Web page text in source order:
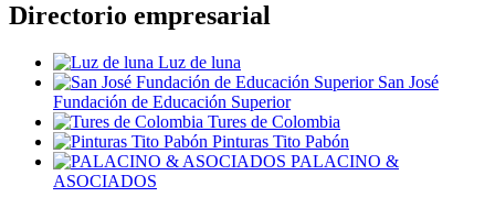
Directorio empresarial
Luz de luna
San José
Fundación de Educación Superior
Tures de Colombia
Pinturas Tito Pabón
PALACINO &
ASOCIADOS